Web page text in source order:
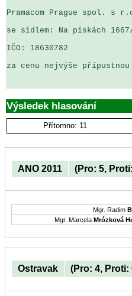
Pramacom Prague spol. s
se sídlem: Na pískách
IČO: 18630782
za cenu nejvýše přípustnou
Výsledek hlasování
Přítomno: 11
ANO 2011 (Pro: 5,
Mgr. Radim
Mgr. Marcela Mrózková
Ostravak (Pro: 4, Proti: